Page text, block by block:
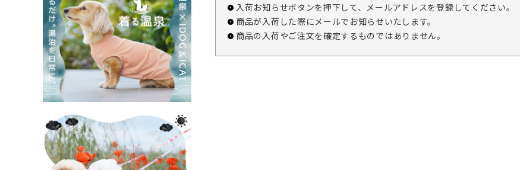
入荷お知らせボタンを押下して、メールアドレスを登録してください。
商品が入荷した際にメールでお知らせいたします。
商品の入荷やご注文を確定するものではありません。